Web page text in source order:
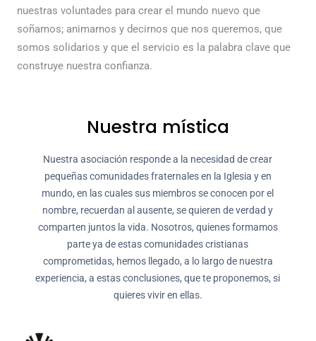
nuestras voluntades para crear el mundo nuevo que
soñamos; animarnos y decirnos que nos queremos, que
somos solidarios y que el servicio es la palabra clave que
construye nuestra confianza.
Nuestra mística
Nuestra asociación responde a la necesidad de crear
pequeñas comunidades fraternales en la Iglesia y en
mundo, en las cuales sus miembros se conocen por el
nombre, recuerdan al ausente, se quieren de verdad y
comparten juntos la vida. Nosotros, quienes formamos
parte ya de estas comunidades cristianas
comprometidas, hemos llegado, a lo largo de nuestra
experiencia, a estas conclusiones, que te proponemos, si
quieres vivir en ellas.